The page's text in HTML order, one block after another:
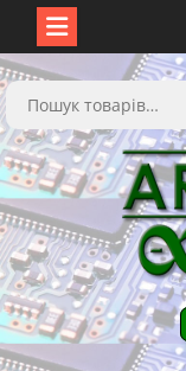
Перейти
до
вмісту
Шукати: